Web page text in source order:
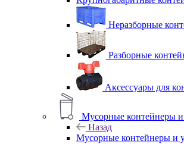
Неразборные
Разборные
Аксессуары для
Мусорные контейнеры
Назад
Мусорные контейнеры и